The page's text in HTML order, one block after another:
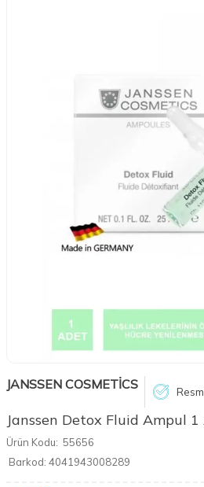
JANSSEN COSMETİCS
Janssen Detox Fluid Ampul
Ürün Kodu: 55656
Barkod: 4041943008289